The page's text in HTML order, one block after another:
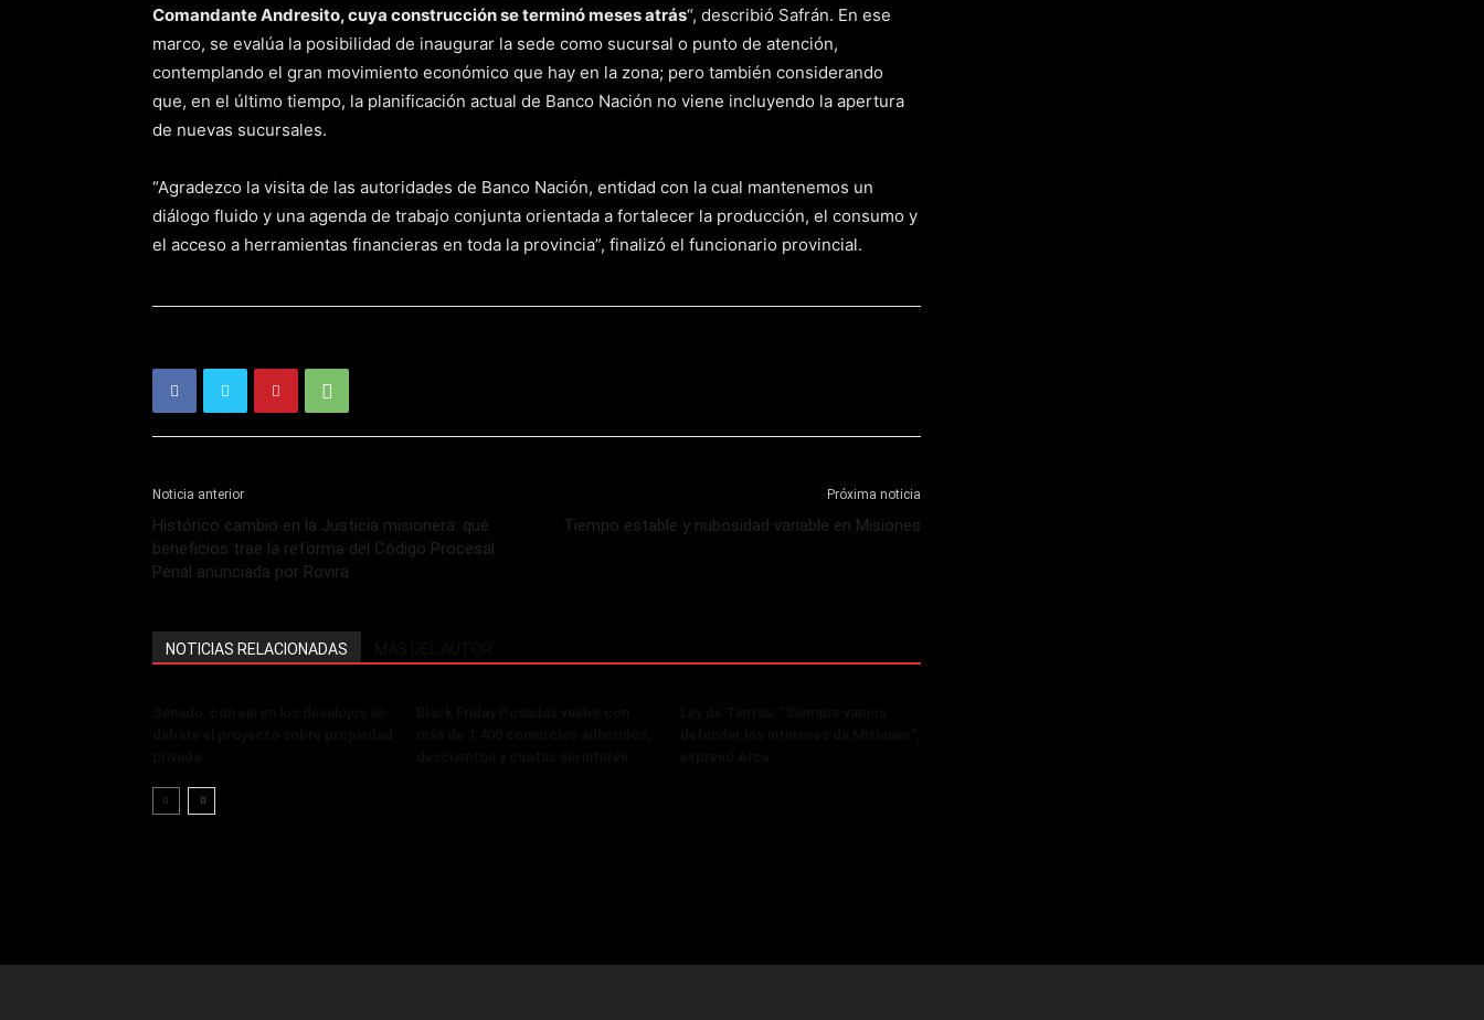
Comandante Andresito, cuya construcción se terminó meses atrás“, describió Safrán. En ese
marco, se evalúa la posibilidad de inaugurar la sede como sucursal o punto de atención,
contemplando el gran movimiento económico que hay en la zona; pero también considerando
que, en el último tiempo, la planificación actual de Banco Nación no viene incluyendo la apertura
de nuevas sucursales.
“Agradezco la visita de las autoridades de Banco Nación, entidad con la cual mantenemos un
diálogo fluido y una agenda de trabajo conjunta orientada a fortalecer la producción, el consumo y
el acceso a herramientas financieras en toda la provincia”, finalizó el funcionario provincial.
Noticia anterior
Histórico cambio en la Justicia misionera: qué
beneficios trae la reforma del Código Procesal
Penal anunciada por Rovira
Próxima noticia
Tiempo estable y nubosidad variable en Misiones
NOTICIAS RELACIONADAS